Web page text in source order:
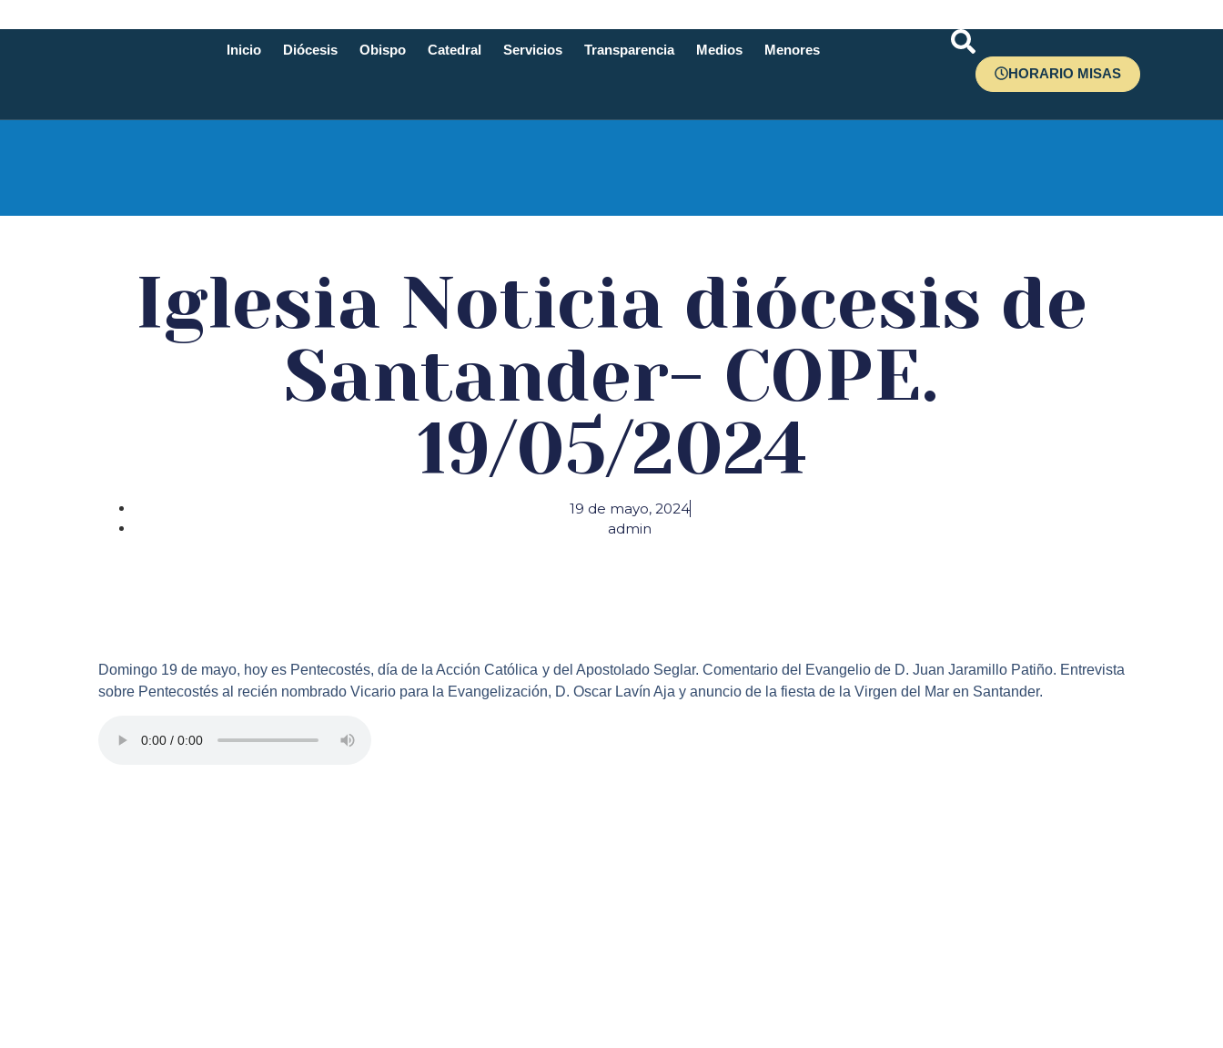
Inicio Diócesis Obispo Catedral Servicios Transparencia Medios
Menores
HORARIO MISAS
Iglesia Noticia diócesis de
Santander- COPE.
19/05/2024
19 de mayo, 2024
admin
Domingo 19 de mayo, hoy es Pentecostés, día de la Acción Católica y del Apostolado Seglar. Comentario del Evangelio de D. Juan Jaramillo Patiño. Entrevista
sobre Pentecostés al recién nombrado Vicario para la Evangelización, D. Oscar Lavín Aja y anuncio de la fiesta de la Virgen del Mar en Santander.